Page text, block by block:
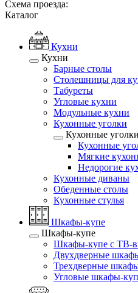
Схема проезда:
Каталог
Кухни
Кухни
Барные столы
Столешницы для
Табуреты
Угловые кухни
Модульные кухни
Кухонные уголки
Кухонные уголки
Кухонные
Мягкие
Недорогие
Кухонные диваны
Обеденные столы
Кухонные стулья
Шкафы-купе
Шкафы-купе
Шкафы-купе с ТВ-
Двухдверные
Трехдверные
Угловые шкафы-